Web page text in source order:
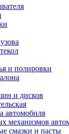
и полировки
и дисков
автомобиля
механизмов
смазки и пасты